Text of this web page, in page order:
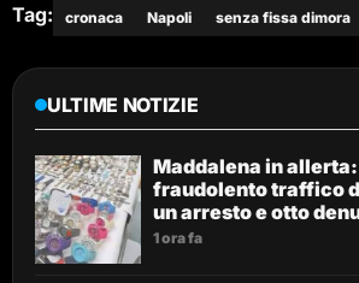
Tag: cronaca Napoli senza fissa dimora
ULTIME NOTIZIE
Maddalena in
fraudolento traffico
un arresto e otto
1 ora fa